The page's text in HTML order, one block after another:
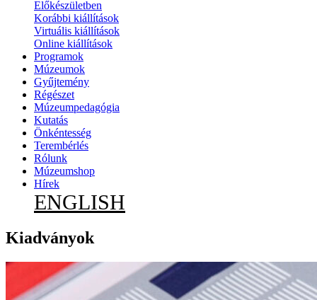
Előkészületben
Korábbi kiállítások
Virtuális kiállítások
Online kiállítások
Programok
Múzeumok
Gyűjtemény
Régészet
Múzeumpedagógia
Kutatás
Önkéntesség
Terembérlés
Rólunk
Múzeumshop
Hírek
ENGLISH
Kiadványok